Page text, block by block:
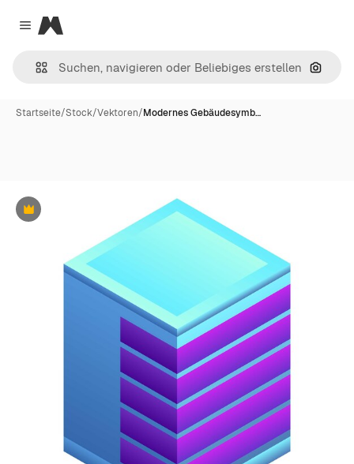
Close menu
Magnific
Nach
Startseite/Stock/Vektoren/Modernes Gebäudesymb…
Premium